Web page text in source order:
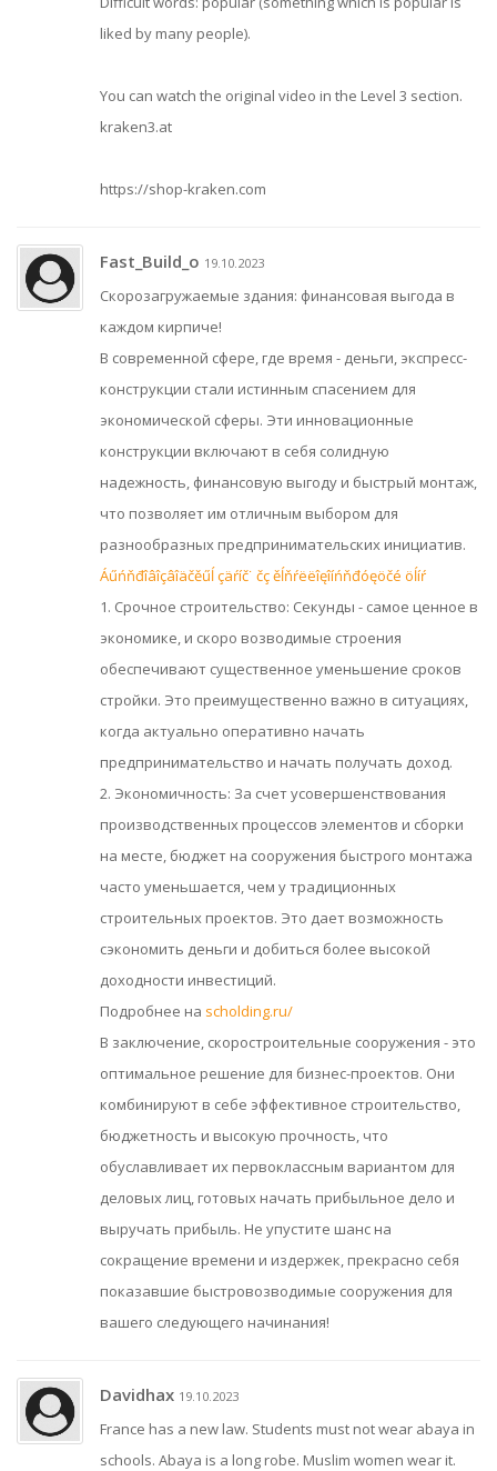
liked by many people).
You can watch the original video in the Level 3 section.
kraken3.at
https://shop-kraken.com
Fast_Build_o 19.10.2023
Скорозагружаемые здания: финансовая выгода в
каждом кирпиче!
В современной сфере, где время - деньги, экспресс-
конструкции стали истинным спасением для
экономической сферы. Эти инновационные
конструкции включают в себя солидную
надежность, финансовую выгоду и быстрый монтаж,
что позволяет им отличным выбором для
разнообразных предпринимательских инициатив.
Áűńňđîâîçâîäčěűĺ çäŕíč˙ čç ěĺňŕëëîęîíńňđóęöčé öĺíŕ
1. Срочное строительство: Секунды - самое ценное в
экономике, и скоро возводимые строения
обеспечивают существенное уменьшение сроков
стройки. Это преимущественно важно в ситуациях,
когда актуально оперативно начать
предпринимательство и начать получать доход.
2. Экономичность: За счет усовершенствования
производственных процессов элементов и сборки
на месте, бюджет на сооружения быстрого монтажа
часто уменьшается, чем у традиционных
строительных проектов. Это дает возможность
сэкономить деньги и добиться более высокой
доходности инвестиций.
Подробнее на scholding.ru/
В заключение, скоростроительные сооружения - это
оптимальное решение для бизнес-проектов. Они
комбинируют в себе эффективное строительство,
бюджетность и высокую прочность, что
обуславливает их первоклассным вариантом для
деловых лиц, готовых начать прибыльное дело и
выручать прибыль. Не упустите шанс на
сокращение времени и издержек, прекрасно себя
показавшие быстровозводимые сооружения для
вашего следующего начинания!
Davidhax 19.10.2023
France has a new law. Students must not wear abaya in
schools. Abaya is a long robe. Muslim women wear it.